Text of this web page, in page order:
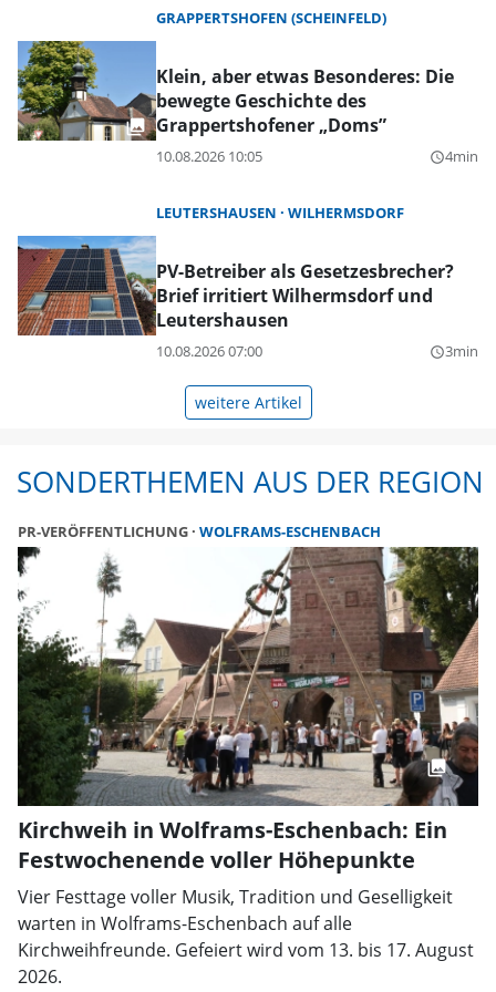
GRAPPERTSHOFEN (SCHEINFELD)
Klein, aber etwas Besonderes: Die
bewegte Geschichte des
Grappertshofener „Doms”
10.08.2026 10:05 query_builder4min
LEUTERSHAUSEN WILHERMSDORF
PV-Betreiber als Gesetzesbrecher?
Brief irritiert Wilhermsdorf und
Leutershausen
10.08.2026 07:00 query_builder3min
weitere Artikel
SONDERTHEMEN AUS DER REGION
PR-VERÖFFENTLICHUNG WOLFRAMS-ESCHENBACH
Kirchweih in Wolframs-Eschenbach: Ein
Festwochenende voller Höhepunkte
Vier Festtage voller Musik, Tradition und Geselligkeit
warten in Wolframs-Eschenbach auf alle
Kirchweihfreunde. Gefeiert wird vom 13. bis 17. August
2026.